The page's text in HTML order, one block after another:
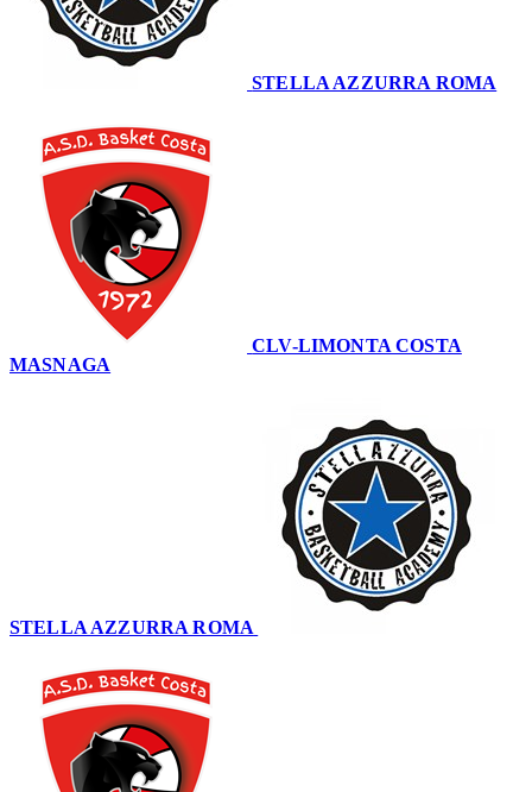
STELLA AZZURRA ROMA
CLV-LIMONTA COSTA
MASNAGA
STELLA AZZURRA ROMA